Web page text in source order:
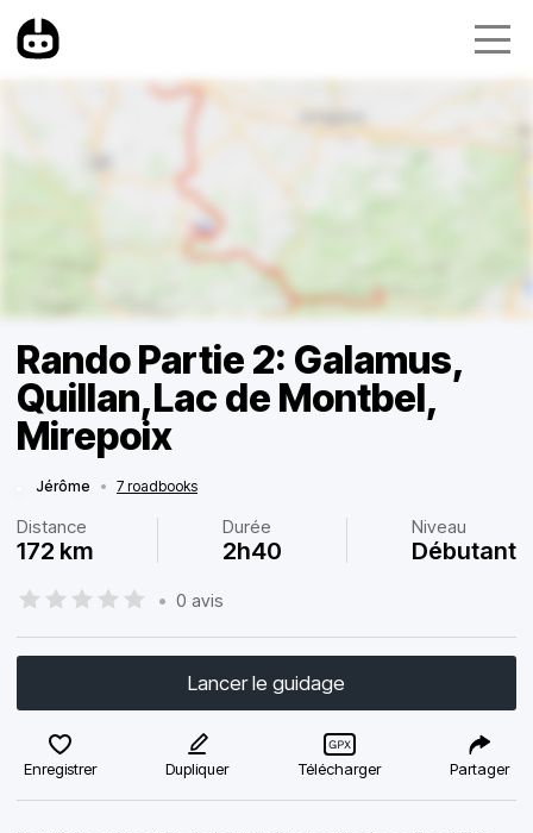
Rando Partie 2: Galamus,
Quillan,Lac de Montbel,
Mirepoix
Jérôme • 7 roadbooks
Distance
172 km
Durée
2h40
Niveau
Débutant
• 0 avis
Lancer le guidage
Enregistrer Dupliquer Télécharger Partager